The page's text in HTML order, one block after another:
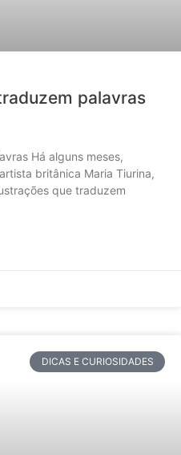
palavras
Há alguns meses,
britânica Maria Tiurina,
que traduzem
DICAS E CURIOSIDADES